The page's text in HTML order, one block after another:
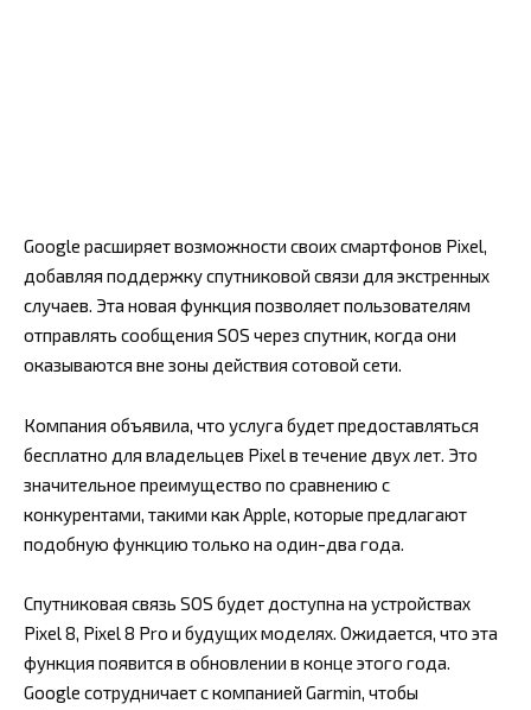
Google расширяет возможности своих смартфонов Pixel,
добавляя поддержку спутниковой связи для экстренных
случаев. Эта новая функция позволяет пользователям
отправлять сообщения SOS через спутник, когда они
оказываются вне зоны действия сотовой сети.
Компания объявила, что услуга будет предоставляться
бесплатно для владельцев Pixel в течение двух лет. Это
значительное преимущество по сравнению с
конкурентами, такими как Apple, которые предлагают
подобную функцию только на один-два года.
Спутниковая связь SOS будет доступна на устройствах
Pixel 8, Pixel 8 Pro и будущих моделях. Ожидается, что эта
функция появится в обновлении в конце этого года.
Google сотрудничает с компанией Garmin, чтобы